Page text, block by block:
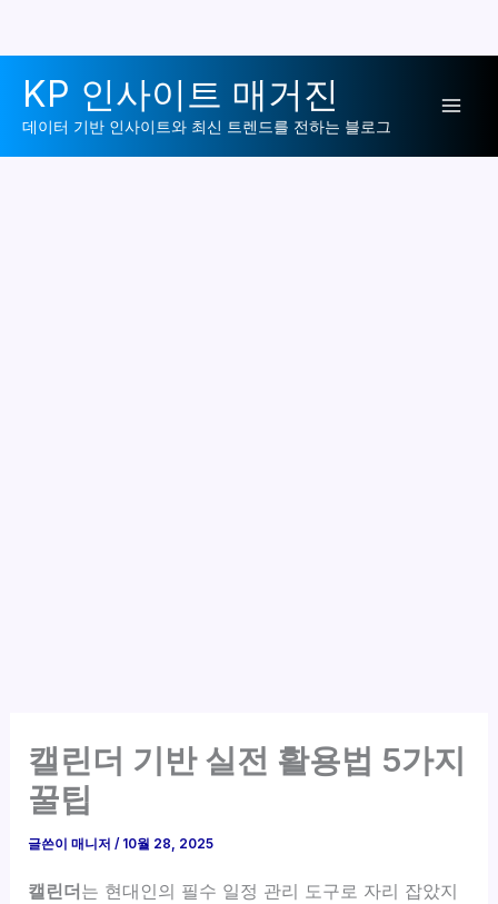
로
KP 인사이트 매거진
데이터 기반 인사이트와 최신 트렌드를 전하는 블로그
캘린더 기반 실전 활용법 5가지
꿀팁
글쓴이매니저/ 10월 28, 2025
캘린더는 현대인의 필수 일정 관리 도구로 자리 잡았지